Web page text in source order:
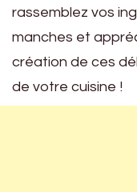
rassemblez vos
manches et
création de ces
de votre cuisine !